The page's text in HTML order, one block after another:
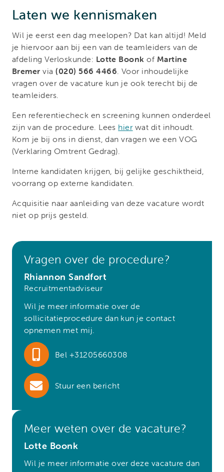
Laten we kennismaken
Wil je eerst een dag meelopen? Dat kan altijd! Meld
je hiervoor aan bij een van de teamleiders van de
afdeling Verloskunde: Lotte Boonkof Martine
Bremervia(020) 566 4466. Voor inhoudelijke
vragen over de vacature kun je ook terecht bij de
teamleiders.
Een referentiecheck en screening kunnen onderdeel
zijn van de procedure. Lees hierwat dit inhoudt.
Kom je bij ons in dienst, dan vragen we een VOG
(Verklaring Omtrent Gedrag).
Interne kandidaten krijgen, bij gelijke geschiktheid,
voorrang op externe kandidaten.
Acquisitie naar aanleiding van deze vacature wordt
niet op prijs gesteld.
Vragen over de procedure?
Rhiannon Sandfort
Recruitmentadviseur
Wil je meer informatie over de
sollicitatieprocedure dan kun je contact
opnemen met mij.
Bel +31205660308
Stuur een bericht
Meer weten over de vacature?
Lotte Boonk
Wil je meer informatie over deze vacature dan